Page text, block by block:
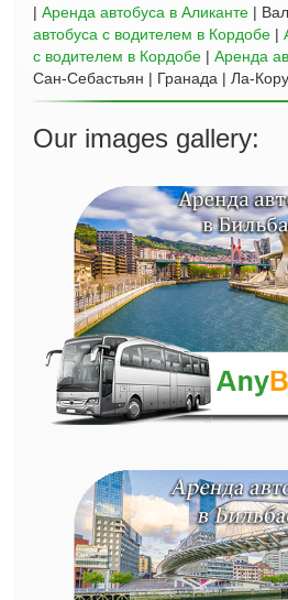
| Аренда автобуса в Аликанте |
автобуса с водителем в Кордобе |
с водителем в Кордобе | Аренда
Сан-Себастьян | Гранада | Ла-
Our images gallery: